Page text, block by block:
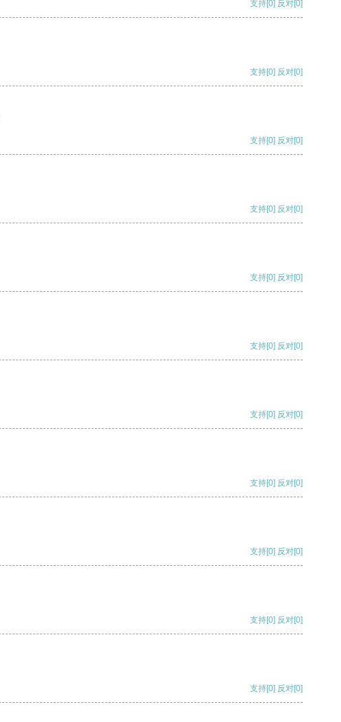
支持[0] 反对[0]
支持[0] 反对[0]
支持[0] 反对[0]
支持[0] 反对[0]
支持[0] 反对[0]
支持[0] 反对[0]
支持[0] 反对[0]
支持[0] 反对[0]
支持[0] 反对[0]
支持[0] 反对[0]
支持[0] 反对[0]